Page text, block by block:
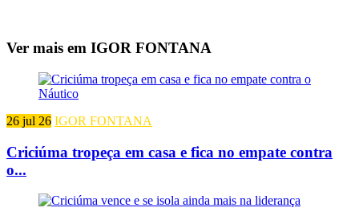
Ver mais em IGOR FONTANA
26 jul 26 IGOR FONTANA
Criciúma tropeça em casa e fica no empate contra
o...